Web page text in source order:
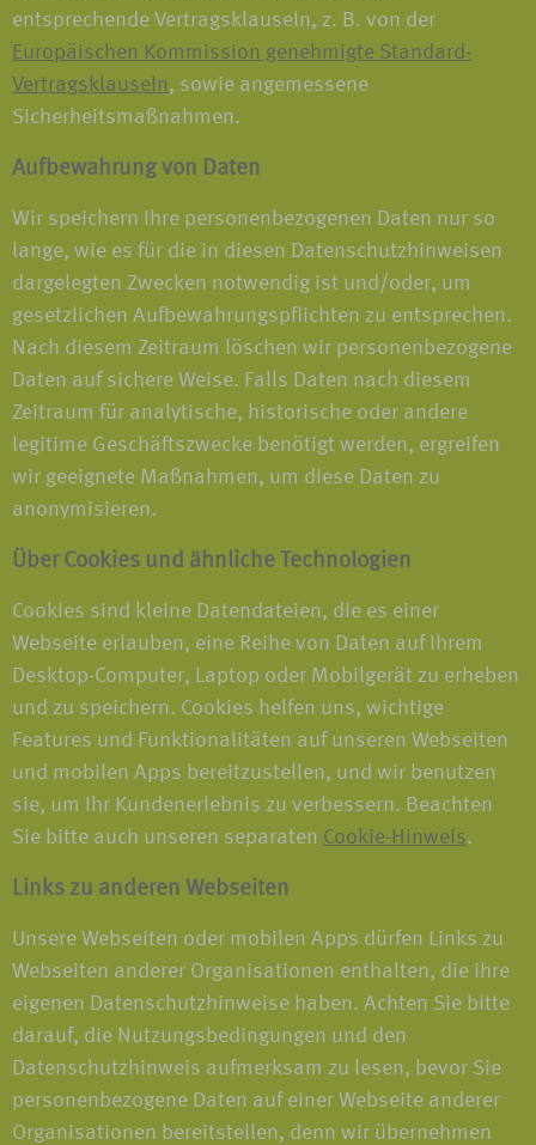
entsprechende Vertragsklauseln, z. B. von der
Europäischen Kommission genehmigte Standard-
Vertragsklauseln, sowie angemessene
Sicherheitsmaßnahmen.
Aufbewahrung von Daten
Wir speichern Ihre personenbezogenen Daten nur so
lange, wie es für die in diesen Datenschutzhinweisen
dargelegten Zwecken notwendig ist und/oder, um
gesetzlichen Aufbewahrungspflichten zu entsprechen.
Nach diesem Zeitraum löschen wir personenbezogene
Daten auf sichere Weise. Falls Daten nach diesem
Zeitraum für analytische, historische oder andere
legitime Geschäftszwecke benötigt werden, ergreifen
wir geeignete Maßnahmen, um diese Daten zu
anonymisieren.
Über Cookies und ähnliche Technologien
Cookies sind kleine Datendateien, die es einer
Webseite erlauben, eine Reihe von Daten auf Ihrem
Desktop-Computer, Laptop oder Mobilgerät zu erheben
und zu speichern. Cookies helfen uns, wichtige
Features und Funktionalitäten auf unseren Webseiten
und mobilen Apps bereitzustellen, und wir benutzen
sie, um Ihr Kundenerlebnis zu verbessern. Beachten
Sie bitte auch unseren separaten Cookie-Hinweis.
Links zu anderen Webseiten
Unsere Webseiten oder mobilen Apps dürfen Links zu
Webseiten anderer Organisationen enthalten, die ihre
eigenen Datenschutzhinweise haben. Achten Sie bitte
darauf, die Nutzungsbedingungen und den
Datenschutzhinweis aufmerksam zu lesen, bevor Sie
personenbezogene Daten auf einer Webseite anderer
Organisationen bereitstellen, denn wir übernehmen